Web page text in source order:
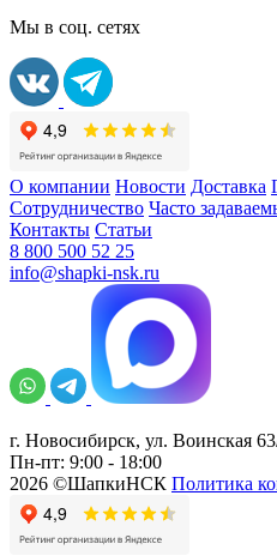
Мы в соц. сетях
О компании Новости Доставка
Сотрудничество Часто
Контакты Статьи
8 800 500 52 25
info@shapki-nsk.ru
г. Новосибирск, ул. Воинская
Пн-пт: 9:00 - 18:00
2026 ©ШапкиНСК Политика